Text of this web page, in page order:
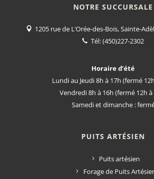
NOTRE SUCCURSALE
1205 rue de L’Orée-des-Bois, Sainte-
Tél:(450)227-2302
Horaire d’été
Lundi au Jeudi 8h à 17h (fermé
Vendredi 8h à 16h (fermé 12h à
Samedi et dimanche :
PUITS ARTÉSIEN
Puits artésien
Forage de Puits